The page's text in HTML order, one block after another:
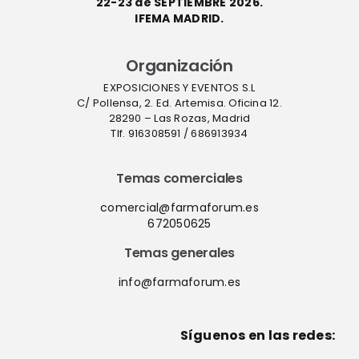
IFEMA MADRID.
Organización
EXPOSICIONES Y EVENTOS S.L
C/ Pollensa, 2. Ed. Artemisa. Oficina 12.
28290 – Las Rozas, Madrid
Tlf. 916308591 / 686913934
Temas comerciales
comercial@farmaforum.es
672050625
Temas generales
info@farmaforum.es
Síguenos en las redes: